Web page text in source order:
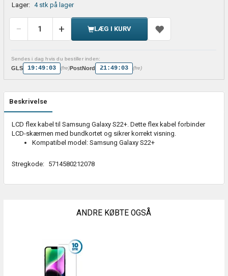
Lager: 4 stk på lager
LÆG I KURV
Sendes i dag hvis du bestiller inden:
GLS 19:49:03 (fre)PostNord 21:49:03 (fre)
Beskrivelse
LCD flex kabel til Samsung Galaxy S22+. Dette flex kabel forbinder
LCD-skærmen med bundkortet og sikrer korrekt visning.
Kompatibel model: Samsung Galaxy S22+
Stregkode: 5714580212078
ANDRE KØBTE OGSÅ